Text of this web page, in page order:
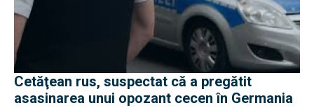
Cetăţean rus, suspectat că a pregătit
asasinarea unui opozant cecen în Germania